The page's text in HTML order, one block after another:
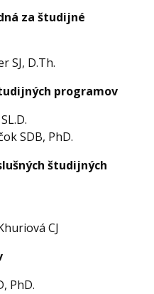
za študijné
SJ, D.Th.
programov
SDB, PhD.
študijných
CJ
PhD.